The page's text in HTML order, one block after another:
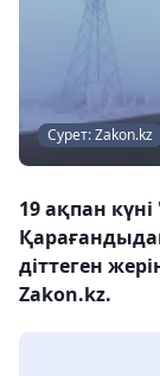
Сурет: Zakon.kz
19 ақпан
діттеген
Zakon.kz.